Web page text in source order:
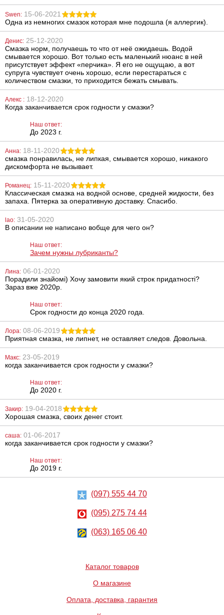
Силиконовая
анальная
пробка Slash
Silicone, S
688
Металлическая
анальная
пробка Slash, S
668
Анальный
лубрикант
Lubrix Anal gel,
50 мл
314 грн
Мастурбатор
3856 грн
шарики Iwhizz
Luna
625 грн
Feel Cyberskin
You2Toys Crystal
Clear Dong
1839
X-Tra Girth! 30%
Swen: 15-06-2021
Одна из немногих смазок которая мне подошла (я аллергик).
Денис: 25-12-2020
Смазка норм, получаешь то что от неё ожидаешь. Водой
смывается хорошо. Вот только есть маленький нюанс в ней
присутствует эффект «перчика». Я его не ощущаю, а вот
супруга чувствует очень хорошо, если перестараться с
количеством смазки, то приходится бежать смывать.
Алекс : 18-12-2020
Когда заканчивается срок годности у смазки?
Наш ответ:
До 2023 г.
Анна: 18-11-2020
смазка понравилась, не липкая, смывается хорошо, никакого
дискомфорта не вызывает.
Романец: 15-11-2020
Классическая смазка на водной основе, средней жидкости, без
запаха. Пятерка за оперативную доставку. Спасибо.
lao: 31-05-2020
В описании не написано вобще для чего он?
Наш ответ:
Зачем нужны лубриканты?
Лина: 06-01-2020
Порадили знайомі) Хочу замовити який строк придатності?
Зараз вже 2020р.
Наш ответ:
Срок годности до конца 2020 года.
Лора: 08-06-2019
Приятная смазка, не липнет, не оставляет следов. Довольна.
Макс: 23-05-2019
когда заканчивается срок годности у смазки?
Наш ответ:
До 2020 г.
Закир: 19-04-2018
Хорошая смазка, своих денег стоит.
саша: 01-06-2017
когда заканчивается срок годности у смазки?
Наш ответ:
До 2019 г.
(097) 555 44 70
(095) 275 74 44
(063) 165 06 40
Каталог товаров
О магазине
Оплата, доставка, гарантия